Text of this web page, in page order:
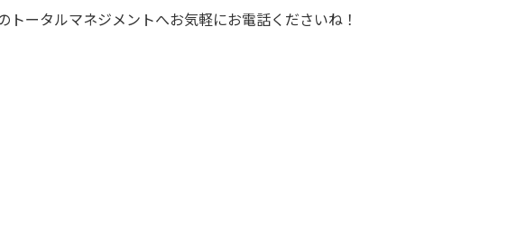
ータルマネジメントへお気軽にお電話くださいね！